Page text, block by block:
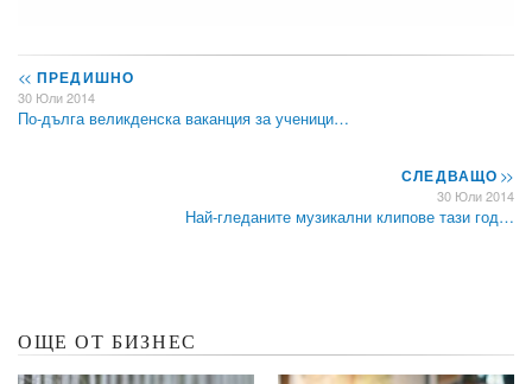
<< ПРЕДИШНО
30 Юли 2014
По-дълга великденска ваканция за ученици…
СЛЕДВАЩО>>
30 Юли 2014
Най-гледаните музикални клипове тази год…
ОЩЕ ОТ БИЗНЕС